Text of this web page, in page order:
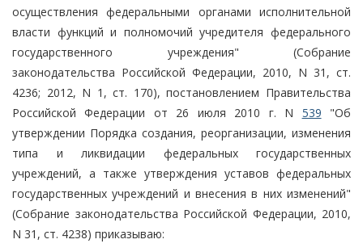
осуществления федеральными органами исполнительной
власти функций и полномочий учредителя федерального
государственного учреждения" (Собрание
законодательства Российской Федерации, 2010, N 31, ст.
4236; 2012, N 1, ст. 170), постановлением Правительства
Российской Федерации от 26 июля 2010 г. N 539 "Об
утверждении Порядка создания, реорганизации, изменения
типа и ликвидации федеральных государственных
учреждений, а также утверждения уставов федеральных
государственных учреждений и внесения в них изменений"
(Собрание законодательства Российской Федерации, 2010,
N 31, ст. 4238) приказываю: